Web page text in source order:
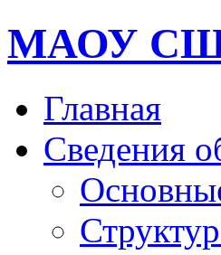
МАОУ СШ
Главная
Сведения